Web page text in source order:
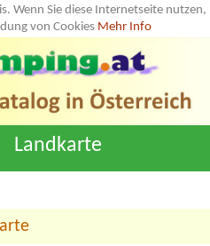
Wenn Sie diese Internetseite nutzen,
von Cookies Mehr Info
Landkarte